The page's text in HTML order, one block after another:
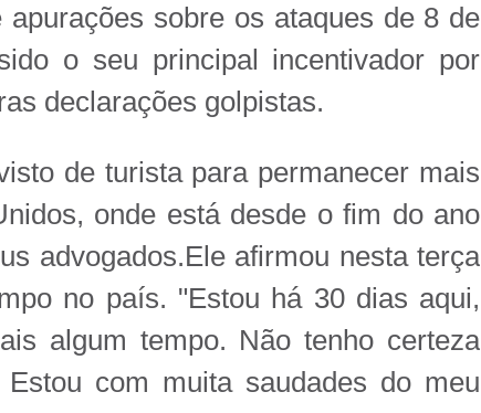
sobre os ataques de 8 de
o seu principal incentivador por
declarações golpistas.
de turista para permanecer mais
onde está desde o fim do ano
advogados.Ele afirmou nesta terça
no país. "Estou há 30 dias aqui,
algum tempo. Não tenho certeza
com muita saudades do meu